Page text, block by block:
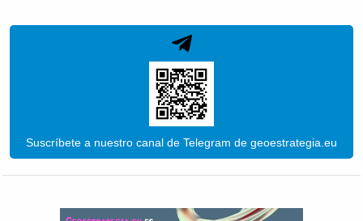
Suscríbete a nuestro canal de Telegram de geoestrategia.eu